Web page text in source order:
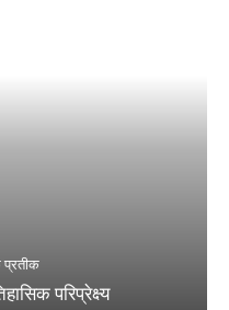
प्रतीक
परिप्रेक्ष्य